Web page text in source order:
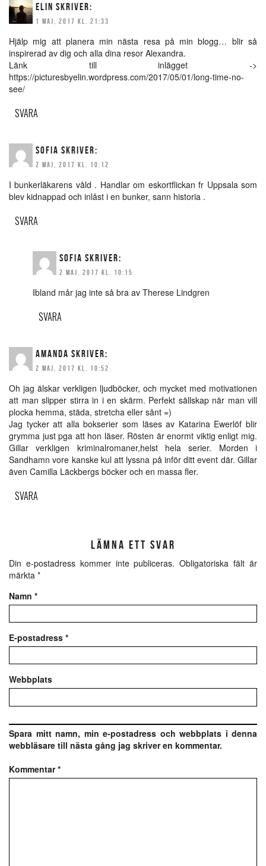
ELIN SKRIVER:
1 MAJ, 2017 KL. 21:33
Hjälp mig att planera min nästa resa på min blogg… blir så
inspirerad av dig och alla dina resor Alexandra.
Länk till inlägget ->
https://picturesbyelin.wordpress.com/2017/05/01/long-time-no-
see/
SVARA
SOFIA SKRIVER:
2 MAJ, 2017 KL. 10:12
I bunkerläkarens våld . Handlar om eskortflickan fr Uppsala som
blev kidnappad och inlåst i en bunker, sann historia .
SVARA
SOFIA SKRIVER:
2 MAJ, 2017 KL. 10:15
Ibland mår jag inte så bra av Therese Lindgren
SVARA
AMANDA SKRIVER:
2 MAJ, 2017 KL. 10:52
Oh jag älskar verkligen ljudböcker, och mycket med motivationen
att man slipper stirra in i en skärm. Perfekt sällskap när man vill
plocka hemma, städa, stretcha eller sånt =)
Jag tycker att alla bokserier som läses av Katarina Ewerlöf blir
grymma just pga att hon läser. Rösten är enormt viktig enligt mig.
Gillar verkligen kriminalromaner,helst hela serier. Morden i
Sandhamn vore kanske kul att lyssna på inför ditt event där. Gillar
även Camilla Läckbergs böcker och en massa fler.
SVARA
LÄMNA ETT SVAR
Din e-postadress kommer inte publiceras. Obligatoriska fält är
märkta *
Namn *
E-postadress *
Webbplats
Spara mitt namn, min e-postadress och webbplats i denna
webbläsare till nästa gång jag skriver en kommentar.
Kommentar*